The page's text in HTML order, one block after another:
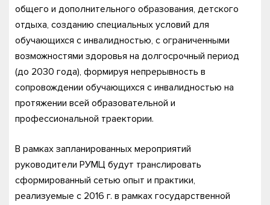
общего и дополнительного образования, детского
отдыха, созданию специальных условий для
обучающихся с инвалидностью, с ограниченными
возможностями здоровья на долгосрочный период
(до 2030 года), формируя непрерывность в
сопровождении обучающихся с инвалидностью на
протяжении всей образовательной и
профессиональной траектории.
В рамках запланированных мероприятий
руководители РУМЦ будут транслировать
сформированный сетью опыт и практики,
реализуемые с 2016 г. в рамках государственной